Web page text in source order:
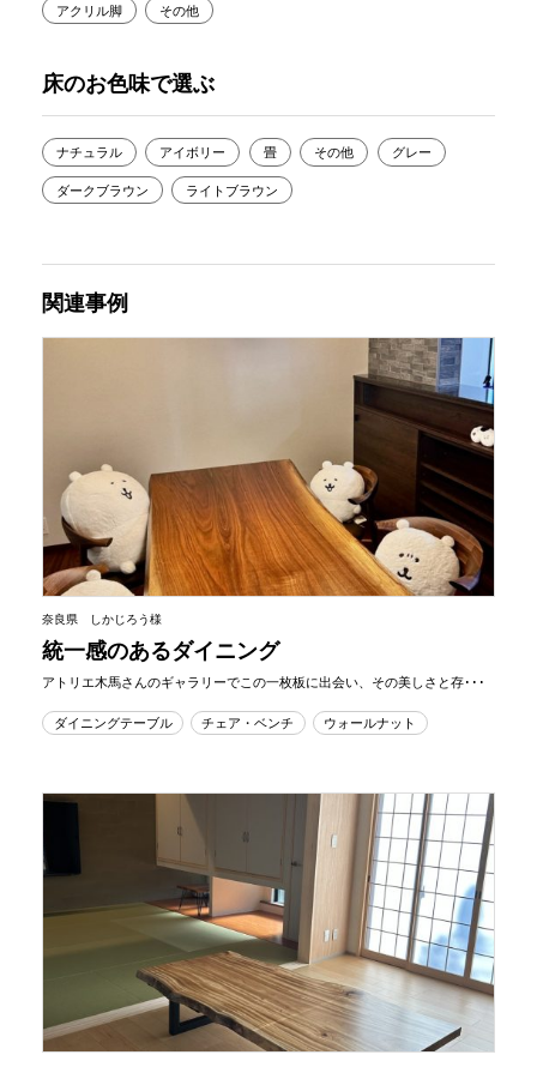
アクリル脚 その他
床のお色味で選ぶ
ナチュラル アイボリー 畳 その他 グレー
ダークブラウン ライトブラウン
関連事例
奈良県 しかじろう様
統一感のあるダイニング
アトリエ木馬さんのギャラリーでこの一枚板に出会い、その美しさと存･･･
ダイニングテーブル チェア・ベンチ ウォールナット